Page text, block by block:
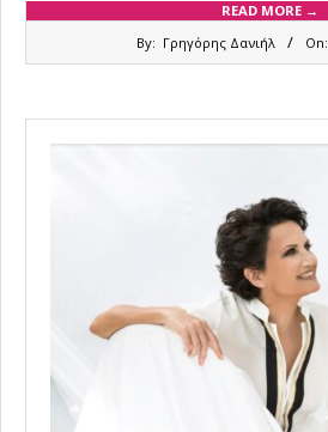
READ MORE →
By: Γρηγόρης Δανιήλ On: